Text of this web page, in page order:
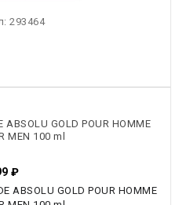
293464
GOLD POUR HOMME
MEN 100 ml
₽